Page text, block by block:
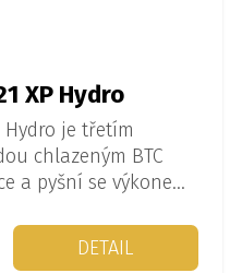
XP Hydro
Hydro je třetím
chlazeným BTC
a pyšní se výkonem
DETAIL